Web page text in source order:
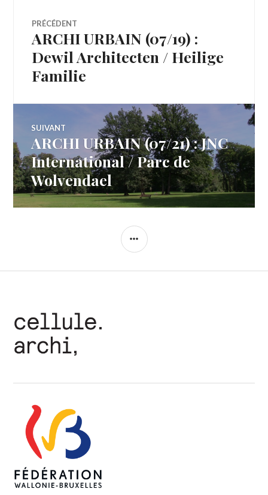
Navigation
de
l’article
PRÉCÉDENT
Article
précédent :
ARCHI URBAIN (07/19) :
Dewil Architecten / Heilige
Familie
SUIVANT
Article
Suivant:
ARCHI URBAIN (07/21) : JNC
International / Parc de
Wolvendael
COLONNE